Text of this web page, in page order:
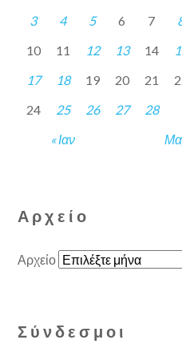
« Ιαν
3
4 5 6 7
10
11 12 13 14
17
18 19 20 21
24
25 26 27 28
Αρχείο
Αρχείο
Σύνδεσμοι